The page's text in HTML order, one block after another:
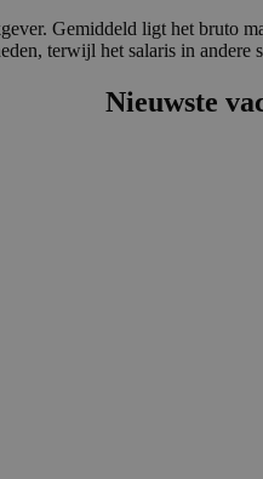
Gemiddeld ligt het bruto
terwijl het salaris in andere
Nieuwste